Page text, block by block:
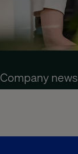
Company news